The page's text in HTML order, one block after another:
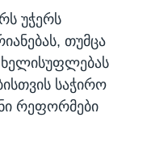
უჭერს
თუმცა
საჭირო
რეფორმები